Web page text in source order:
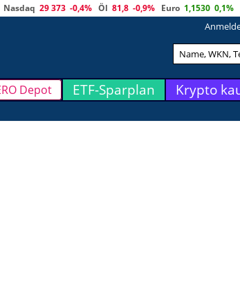
Nasdaq 29 373 -0,4% Öl 81,8 -0,9% Euro 1,1530 0,1%
Depot ETF-Sparplan Krypto